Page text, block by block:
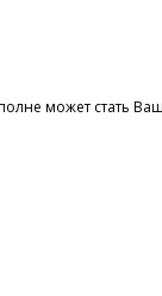
может стать